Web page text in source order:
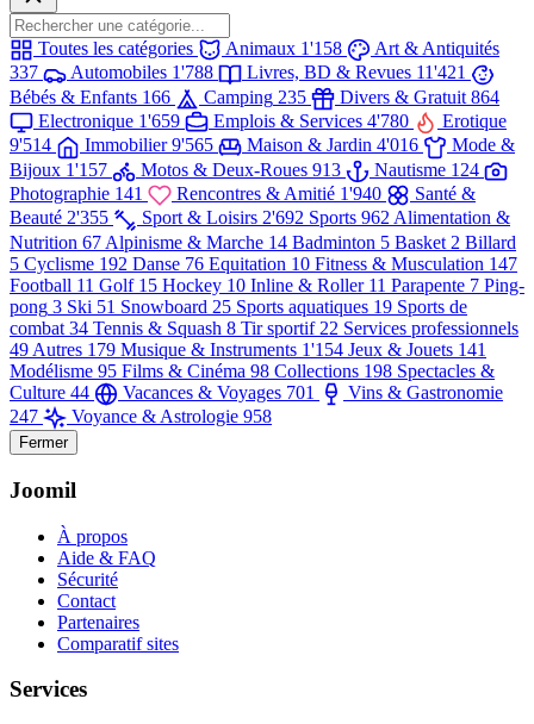
Toutes les catégories Animaux 1'158
Art & Antiquités
337
Automobiles 1'788 Livres, BD & Revues 11'421
Bébés & Enfants 166 Camping 235 Divers & Gratuit 864
Electronique 1'659 Emplois & Services 4'780
Erotique
9'514
Immobilier 9'565 Maison & Jardin 4'016
Mode &
Bijoux 1'157 Motos & Deux-Roues 913 Nautisme 124
Photographie 141 Rencontres & Amitié 1'940
Santé &
Beauté 2'355 Sport & Loisirs 2'692 Sports 962 Alimentation &
Nutrition 67 Alpinisme & Marche 14 Badminton 5 Basket 2 Billard
5 Cyclisme 192 Danse 76 Equitation 10 Fitness & Musculation 147
Football 11 Golf 15 Hockey 10 Inline & Roller 11 Parapente 7 Ping-
pong 3 Ski 51 Snowboard 25 Sports aquatiques 19 Sports de
combat 34 Tennis & Squash 8 Tir sportif 22 Services professionnels
49 Autres 179 Musique & Instruments 1'154 Jeux & Jouets 141
Modélisme 95 Films & Cinéma 98 Collections 198 Spectacles &
Culture 44 Vacances & Voyages 701
Vins & Gastronomie
247
Voyance & Astrologie 958
Fermer
Joomil
À propos
Aide & FAQ
Sécurité
Contact
Partenaires
Comparatif sites
Services